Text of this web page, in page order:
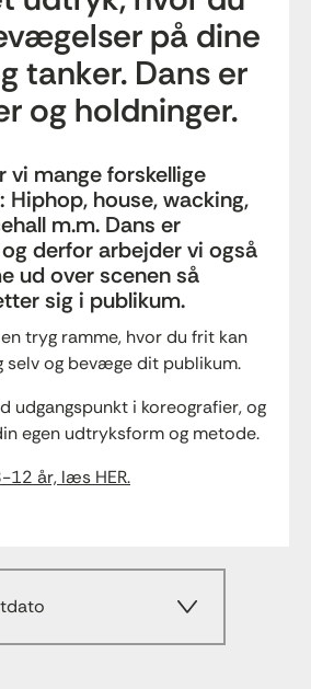
på dine
tanker. Dans er
og holdninger.
vi mange forskellige
Hiphop, house, wacking,
m.m. Dans er
derfor arbejder vi også
ud over scenen så
sig i publikum.
tryg ramme, hvor du frit kan
selv og bevæge dit publikum.
udgangspunkt i koreografier, og
egen udtryksform og metode.
12 år, læs HER.